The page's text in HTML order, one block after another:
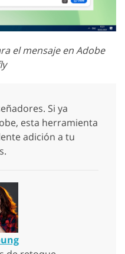
el mensaje en Adobe
Si ya
esta herramienta
adición a tu